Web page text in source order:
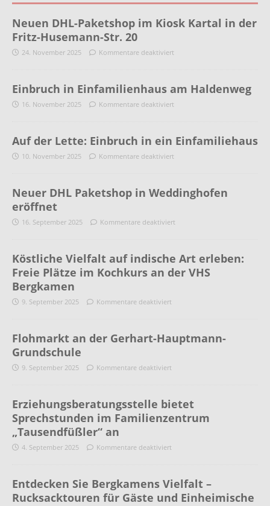
Neuen DHL-Paketshop im Kiosk Kartal in der
Fritz-Husemann-Str. 20
24. November 2025 Kommentare deaktiviert
Einbruch in Einfamilienhaus am Haldenweg
16. November 2025 Kommentare deaktiviert
Auf der Lette: Einbruch in ein Einfamiliehaus
10. November 2025 Kommentare deaktiviert
Neuer DHL Paketshop in Weddinghofen
eröffnet
16. September 2025 Kommentare deaktiviert
Köstliche Vielfalt auf indische Art erleben:
Freie Plätze im Kochkurs an der VHS
Bergkamen
9. September 2025 Kommentare deaktiviert
Flohmarkt an der Gerhart-Hauptmann-
Grundschule
9. September 2025 Kommentare deaktiviert
Erziehungsberatungsstelle bietet
Sprechstunden im Familienzentrum
„Tausendfüßler“ an
4. September 2025 Kommentare deaktiviert
Entdecken Sie Bergkamens Vielfalt –
Rucksacktouren für Gäste und Einheimische